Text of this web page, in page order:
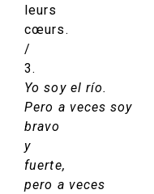
leurs
cœurs.
/
3.
Yo soy el río.
Pero a veces soy
bravo
y
fuerte,
pero a veces